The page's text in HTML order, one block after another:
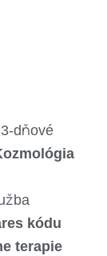
dňové
kódu
terapie